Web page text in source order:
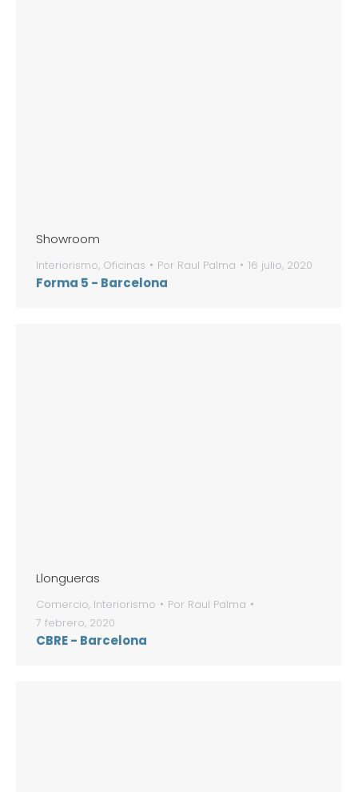
Showroom
Interiorismo, Oficinas Por Raul Palma 16 julio, 2020
Forma 5 - Barcelona
Llongueras
Comercio, Interiorismo Por Raul Palma
7 febrero, 2020
CBRE - Barcelona